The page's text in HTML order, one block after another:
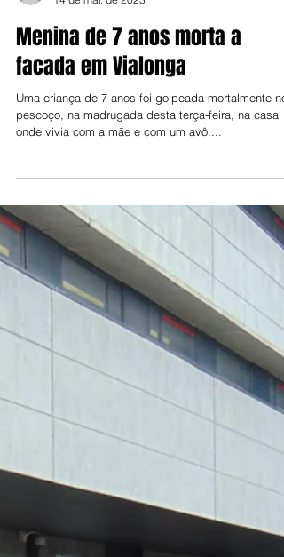
Jorge Talixa e Joel Balsinha
14 de mar. de 2023
Menina de 7 anos morta a
facada em Vialonga
Uma criança de 7 anos foi golpeada mortalmente no